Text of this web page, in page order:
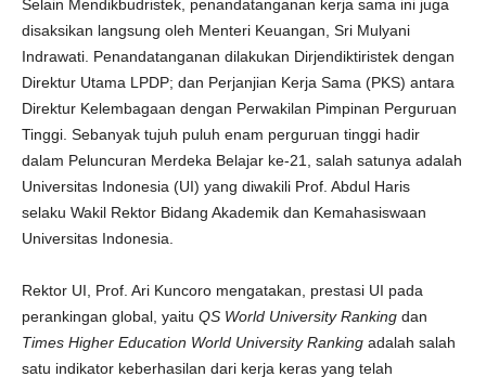
Selain Mendikbudristek, penandatanganan kerja sama ini juga
disaksikan langsung oleh Menteri Keuangan, Sri Mulyani
Indrawati. Penandatanganan dilakukan Dirjendiktiristek dengan
Direktur Utama LPDP; dan Perjanjian Kerja Sama (PKS) antara
Direktur Kelembagaan dengan Perwakilan Pimpinan Perguruan
Tinggi. Sebanyak tujuh puluh enam perguruan tinggi hadir
dalam Peluncuran Merdeka Belajar ke-21, salah satunya adalah
Universitas Indonesia (UI) yang diwakili Prof. Abdul Haris
selaku Wakil Rektor Bidang Akademik dan Kemahasiswaan
Universitas Indonesia.
Rektor UI, Prof. Ari Kuncoro mengatakan, prestasi UI pada
perankingan global, yaitu QS World University Ranking dan
Times Higher Education World University Ranking adalah salah
satu indikator keberhasilan dari kerja keras yang telah